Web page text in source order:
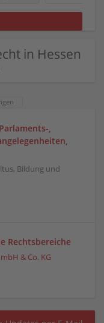
in Hessen
,
Bildung und
Rechtsbereiche
& Co. KG